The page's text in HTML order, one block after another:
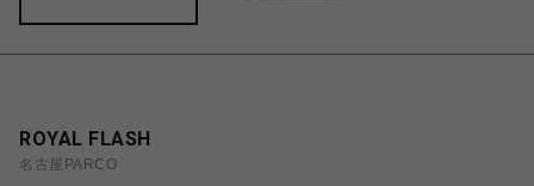
ROYAL FLASH
名古屋PARCO